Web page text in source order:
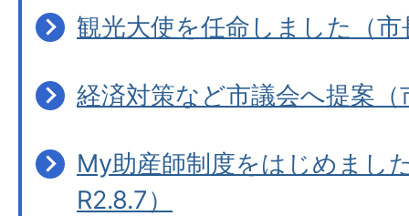
観光大使を任命しました（
経済対策など市議会へ提案（
My助産師制度をはじめまし
R2.8.7）